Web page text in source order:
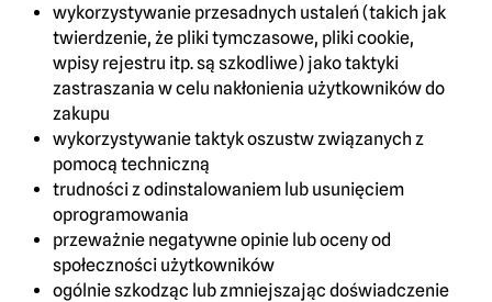
wykorzystywanie przesadnych ustaleń (takich jak
twierdzenie, że pliki tymczasowe, pliki cookie,
wpisy rejestru itp. są szkodliwe) jako taktyki
zastraszania w celu nakłonienia użytkowników do
zakupu
wykorzystywanie taktyk oszustw związanych z
pomocą techniczną
trudności z odinstalowaniem lub usunięciem
oprogramowania
przeważnie negatywne opinie lub oceny od
społeczności użytkowników
ogólnie szkodząc lub zmniejszając doświadczenie